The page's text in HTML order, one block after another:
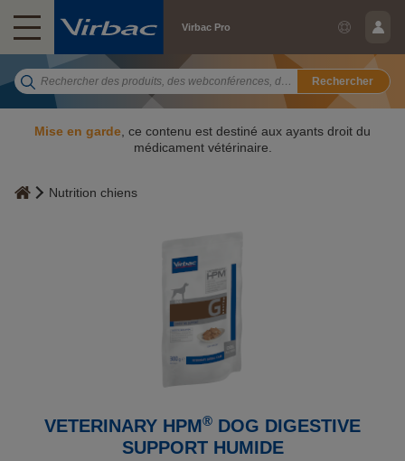
Virbac Pro
Rechercher
Mise en garde , ce contenu est destiné aux ayants droit du
médicament vétérinaire.
Nutrition chiens
VETERINARY HPM® DOG DIGESTIVE
SUPPORT HUMIDE